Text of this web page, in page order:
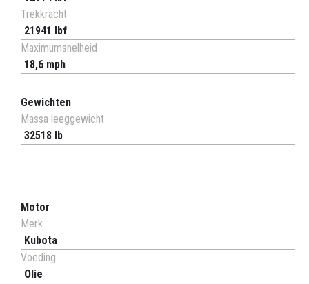
Trekkracht
21941 lbf
Maximumsnelheid
18,6 mph
Gewichten
Massa leeggewicht
32518 lb
Motor
Merk
Kubota
Voeding
Olie